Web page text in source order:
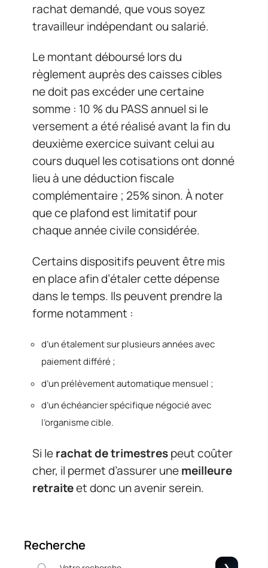
rachat demandé, que vous soyez
travailleur indépendant ou salarié.
Le montant déboursé lors du
règlement auprès des caisses cibles
ne doit pas excéder une certaine
somme : 10 % du PASS annuel si le
versement a été réalisé avant la fin du
deuxième exercice suivant celui au
cours duquel les cotisations ont donné
lieu à une déduction fiscale
complémentaire ; 25% sinon. À noter
que ce plafond est limitatif pour
chaque année civile considérée.
Certains dispositifs peuvent être mis
en place afin d’étaler cette dépense
dans le temps. Ils peuvent prendre la
forme notamment :
d’un étalement sur plusieurs années avec
paiement différé ;
d’un prélèvement automatique mensuel ;
d’un échéancier spécifique négocié avec
l’organisme cible.
Si lerachat de trimestrespeut coûter
cher, il permet d’assurer unemeilleure
retraiteet donc un avenir serein.
Recherche